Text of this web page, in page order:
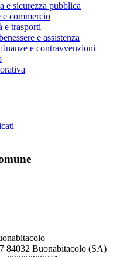
e sicurezza pubblica
e commercio
e trasporti
e assistenza
e contravvenzioni
84032 Buonabitacolo (SA)